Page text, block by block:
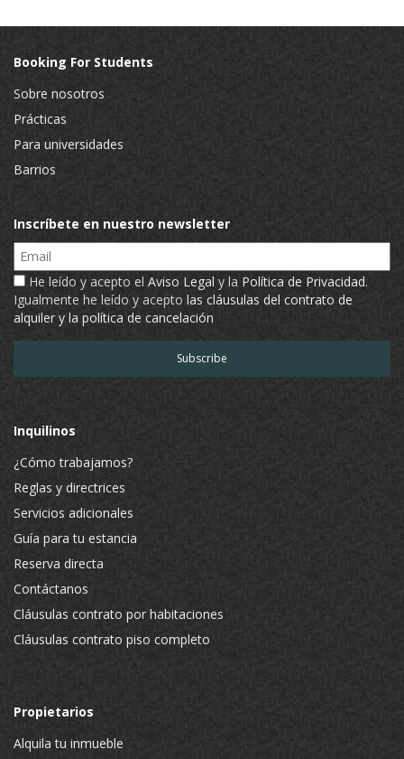
Booking For Students
Sobre nosotros
Prácticas
Para universidades
Barrios
Inscríbete en nuestro newsletter
Email
He leído y acepto el Aviso Legal y la Política de Privacidad.
Igualmente he leído y acepto las cláusulas del contrato de
alquiler y la política de cancelación
Inquilinos
¿Cómo trabajamos?
Reglas y directrices
Servicios adicionales
Guía para tu estancia
Reserva directa
Contáctanos
Cláusulas contrato por habitaciones
Cláusulas contrato piso completo
Propietarios
Alquila tu inmueble